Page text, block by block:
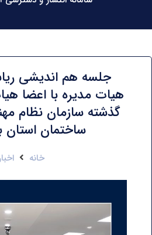
جلسه هم اندیشی
هیات مدیره با اعضا
گذشته سازمان نظام
ساختمان استان
خانه اخبار